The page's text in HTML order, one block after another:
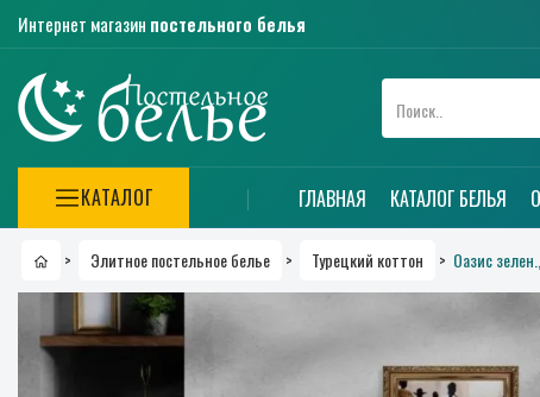
Интернет магазин постельного белья
КАТАЛОГ ГЛАВНАЯ КАТАЛОГ БЕЛЬЯ
> Элитное постельное белье > Турецкий коттон > Оазис